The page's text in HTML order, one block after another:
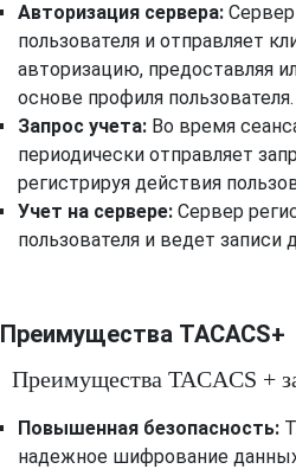
Авторизация сервера:
пользователя и отправляет
авторизацию, предоставляя
основе профиля пользователя.
Запрос учета: Во время
периодически отправляет
регистрируя действия
Учет на сервере: Сервер
пользователя и ведет записи
Преимущества TACACS+
Преимущества TACACS +
Повышенная безопасность:
надежное шифрование